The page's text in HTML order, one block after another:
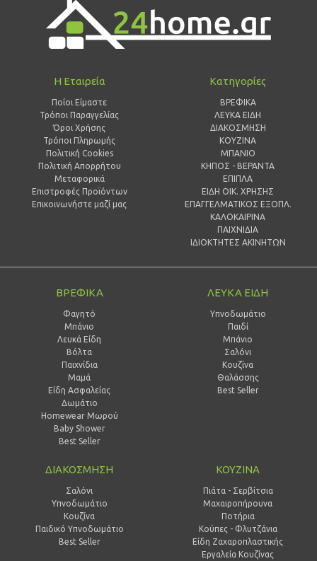
Η Εταιρεία
Ποίοι Είμαστε
Τρόποι Παραγγελίας
Όροι Χρήσης
Τρόποι Πληρωμής
Πολιτική Cookies
Πολιτική Απορρήτου
Μεταφορικά
Επιστροφές Προϊόντων
Επικοινωνήστε μαζί μας
Κατηγορίες
ΒΡΕΦΙΚΑ
ΛΕΥΚΑ ΕΙΔΗ
ΔΙΑΚΟΣΜΗΣΗ
ΚΟΥΖΙΝΑ
ΜΠΑΝΙΟ
ΚΗΠΟΣ - ΒΕΡΑΝΤΑ
ΕΠΙΠΛΑ
ΕΙΔΗ ΟΙΚ. ΧΡΗΣΗΣ
ΕΠΑΓΓΕΛΜΑΤΙΚΟΣ ΕΞΟΠΛ.
ΚΑΛΟΚΑΙΡΙΝΑ
ΠΑΙΧΝΙΔΙΑ
ΙΔΙΟΚΤΗΤΕΣ ΑΚΙΝΗΤΩΝ
ΒΡΕΦΙΚΑ
Φαγητό
Μπάνιο
Λευκά Είδη
Βόλτα
Παιχνίδια
Μαμά
Είδη Ασφαλείας
Δωμάτιο
Homewear Μωρού
Baby Shower
Best Seller
ΛΕΥΚΑ ΕΙΔΗ
Υπνοδωμάτιο
Παιδί
Mπάνιο
Σαλόνι
Κουζίνα
Θαλάσσης
Best Seller
ΔΙΑΚΟΣΜΗΣΗ
Σαλόνι
Υπνοδωμάτιο
Κουζίνα
Παιδικό Υπνοδωμάτιο
Best Seller
ΚΟΥΖΙΝΑ
Πιάτα - Σερβίτσια
Μαχαιροπήρουνα
Ποτήρια
Κούπες - Φλυτζάνια
Είδη Ζαχαροπλαστικής
Εργαλεία Κουζίνας